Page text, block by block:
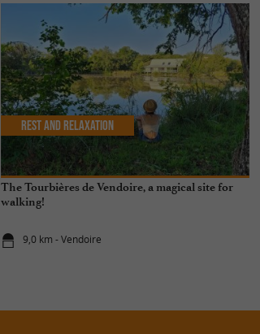
The Tourbières de Vendoire, a magical site for
walking!
9,0 km - Vendoire
Rest and relaxation